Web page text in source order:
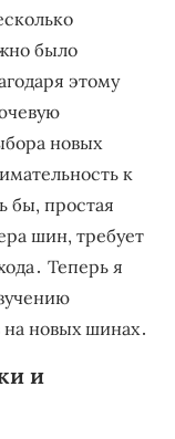
было
этому
новых
к
бы, простая
шин, требует
Теперь я
новых шинах․
и